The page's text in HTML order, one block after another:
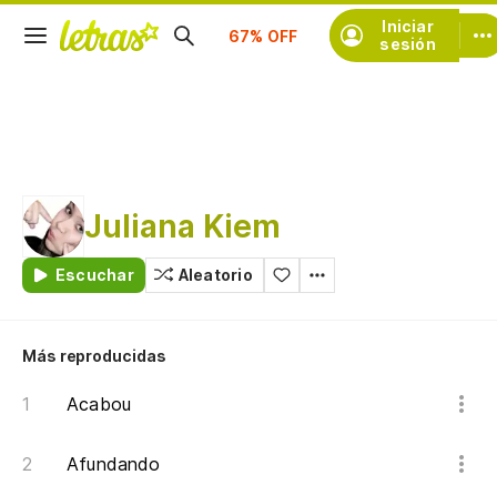
Iniciar
sesión
Suscríbete
Juliana Kiem
Escuchar Aleatorio
Más reproducidas
Acabou
Afundando